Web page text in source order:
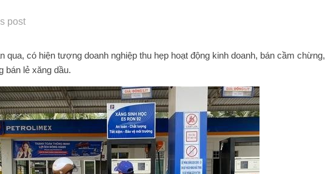
post
qua, có hiện tượng doanh nghiệp thu hẹp hoạt động kinh doanh, bán cầm chừng,
bán lẻ xăng dầu.